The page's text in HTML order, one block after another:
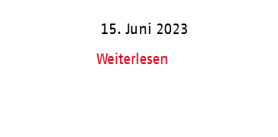
15. Juni 2023
Weiterlesen